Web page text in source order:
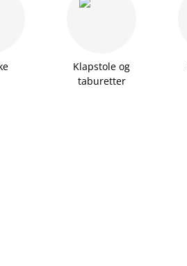
Klapstole og
taburetter